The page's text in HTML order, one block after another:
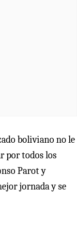
boliviano no le
por todos los
Parot y
jornada y se